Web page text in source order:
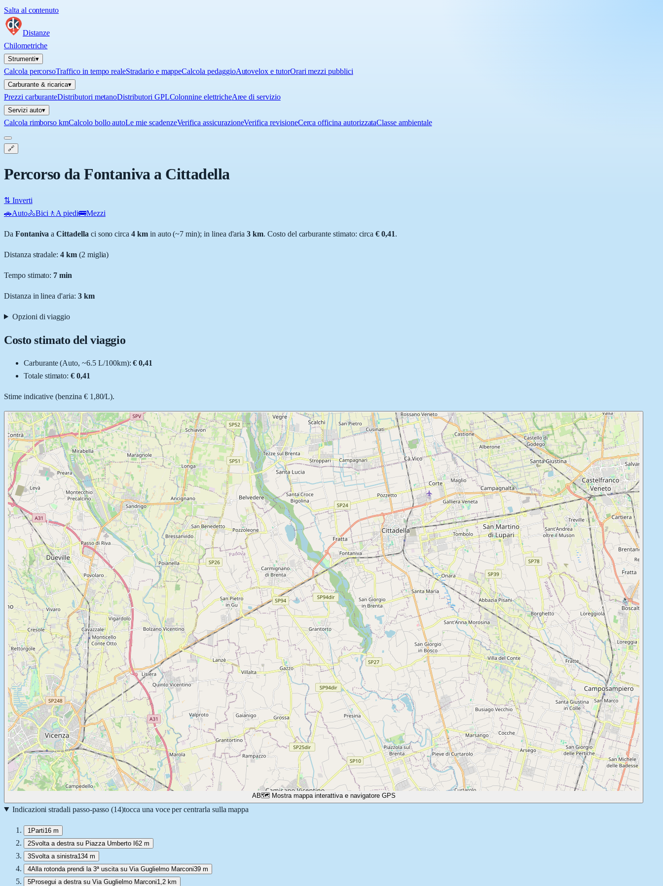
Salta al contenuto
Distanze
Chilometriche
Strumenti▾
Calcola percorsoTraffico in tempo realeStradario e mappeCalcola pedaggioAutovelox e tutorOrari mezzi pubblici
Carburante & ricarica▾
Prezzi carburanteDistributori metanoDistributori GPLColonnine elettricheAree di servizio
Servizi auto▾
Calcola rimborso kmCalcolo bollo autoLe mie scadenzeVerifica assicurazioneVerifica revisioneCerca officina autorizzataClasse ambientale
🔗
Percorso da Fontaniva a Cittadella
⇅ Inverti
🚗Auto🚴Bici 🚶 A piedi🚌Mezzi
Da Fontaniva aCittadella ci sono circa 4 kmin auto (~7 min); in linea d'aria3 km. Costo del carburante stimato: circa € 0,41.
Distanza stradale:4 km (2 miglia)
Tempo stimato: 7 min
Distanza in linea d'aria: 3km
Opzioni di viaggio
Costo stimato del viaggio
Carburante (Auto, ~6.5 L/100km): € 0,41
Totale stimato:€ 0,41
Stime indicative (benzina € 1,80/L).
AB🗺️ Mostra mappa interattiva e navigatore GPS
Indicazioni stradali passo-passo (14)tocca una voce per centrarla sulla mappa
1 Parti16 m
2Svolta a destra su Piazza Umberto I62 m
3Svolta a sinistra134 m
4Alla rotonda prendi la 3ª uscita su Via Guglielmo Marconi39 m
5Prosegui a destra su Via Guglielmo Marconi1,2 km